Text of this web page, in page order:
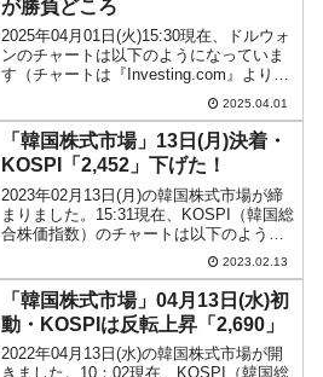
が勝負どころ
2025年04月01日(火)15:30現在、ドルウォ
ンのチャートは以下のようになっていま
す（チャートは『Investing.com』より引
用）。コマ足になりました(笑)。勝負どこ
ろである証拠です。現在のところ「1ドル
＝1,471ウォン」近辺...
2025.04.01
「韓国株式市場」13日(月)決着・
KOSPI「2,452」下げた！
2023年02月13日(月)の韓国株式市場が締
まりました。15:31現在、KOSPI（韓国総
合株価指数）のチャートは以下のように
『Investing.com』より引用）。陰線が長
くなりました。安値は「2,440」まで...
2023.02.13
「韓国株式市場」04月13日(水)初
動・KOSPIは反転上昇「2,690」
2022年04月13日(水)の韓国株式市場が開
きました。10：02現在、KOSPI（韓国総